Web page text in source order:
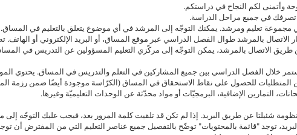
وأتمنى لكم النجاح في دراستكم.
تصرفك في جميع مراحل الدراسة.
تعليم ومرشد. يمكنك التوجّه إلى المرشد في أي موضوع يتعلق بالتعليم في المساق.
الاتصال بالمرشد طوال الفصل الدراسي عبر موقع المساق، أو البريد الإلكتروني أو
طريق الاتصال بالمرشد، يمكن التوجّه إلى مركّزي التعليم المسؤولين عن التدريس في
خلال الفصل الدراسي بين جميع المشاركين في التعلم والتدريس في المساق. يحتوي
للحصول على نقاط الاستحقاق في المساق (الكرّاسة موجودة أيضًا ضمن رزمة
التمارين الإضافية، البرمجيّات أو مواد محدّثة عن الوحدات التعليميّة وغيرها.
عن طريق البريد. إذا لم تكن قد تلقيت كلمة المرور بعد، فيجب عليك التوجّه إلى مركز
توجد "قائمة بالمحتويات" توضّح بالتفصيل جميع عناصر التعليم التي من المفترض أن